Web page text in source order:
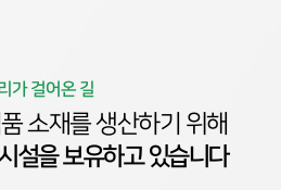
가 걸어온 길
소재를 생산하기 위해
설을 보유하고 있습니다